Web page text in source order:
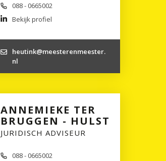
088 - 0665002
Bekijk profiel
heutink@meesterenmeester.
nl
ANNEMIEKE TER
BRUGGEN - HULST
JURIDISCH ADVISEUR
088 - 0665002